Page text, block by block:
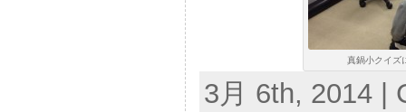
真鍋小クイズ
3月 6th, 2014 |